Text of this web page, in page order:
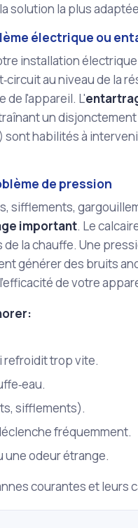
solution la plus
électrique ou
installation
au niveau de la
de l'appareil. L'
un
sont habilités à
de pression
sifflements,
important. Le
la chauffe. Une
générer des bruits
de votre
refroidit trop vite.
sifflements).
fréquemment.
une odeur étrange.
courantes et leurs